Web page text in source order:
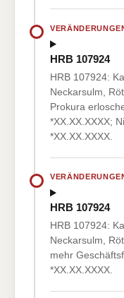
HRB 107924
HRB 107924:
Neckarsulm,
Prokura
*XX.XX.XXXX;
*XX.XX.XXXX.
HRB 107924
HRB 107924:
Neckarsulm,
mehr
*XX.XX.XXXX.